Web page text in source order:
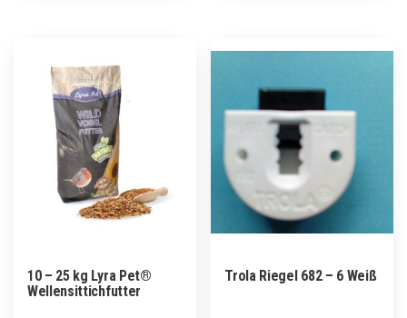
10 – 25 kg Lyra Pet®
Wellensittichfutter
Trola Riegel 682 – 6 Weiß